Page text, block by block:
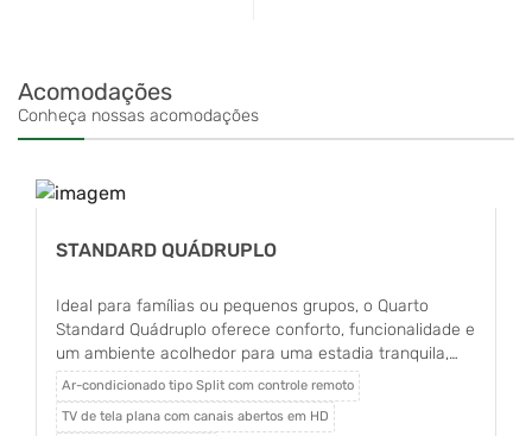
Acomodações
Conheça nossas acomodações
STANDARD QUÁDRUPLO
Ideal para famílias ou pequenos grupos, o Quarto
Standard Quádruplo oferece conforto, funcionalidade e
um ambiente acolhedor para uma estadia tranquila,
possuindo uma cama de casal e duas camas de
solteiro. Os apartamentos são exclusivos para não
fumantes e contam com varanda privativa,
Ar-condicionado tipo Split com controle remoto
TV de tela plana com canais abertos em HD